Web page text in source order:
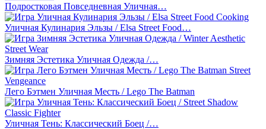
Подростковая Повседневная Уличная…
Уличная Кулинария Эльзы / Elsa Street Food…
Зимняя Эстетика Уличная Одежда /…
Лего Бэтмен Уличная Месть / Lego The Batman
Уличная Тень: Классический Боец /…